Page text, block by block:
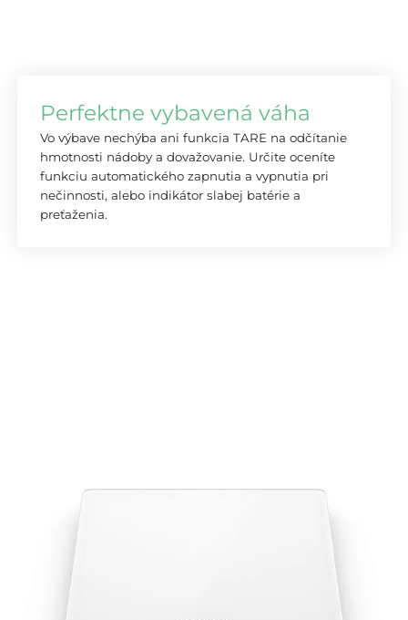
Perfektne vybavená váha
Vo výbave nechýba ani funkcia TARE na odčítanie
hmotnosti nádoby a dovažovanie. Určite oceníte
funkciu automatického zapnutia a vypnutia pri
nečinnosti, alebo indikátor slabej batérie a
preťaženia.